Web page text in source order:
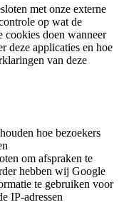
met onze externe
op wat de
cookies doen wanneer
deze applicaties en hoe
van deze
hoe bezoekers
om afspraken te
hebben wij Google
te gebruiken voor
IP-adressen